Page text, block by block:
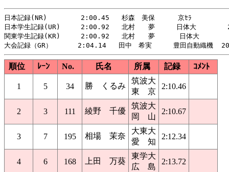
日本記録(NR)    　　 2:00.45   杉森　美保   　 京ｾﾗ       　
日本学生記録(UR)     2:00.92   北村　　夢　　  日体大      　
関東学生記録(KR)     2:00.92   北村　　夢      日体大
順位 ﾚｰﾝ No. 氏名 所属 記録 ｺﾒﾝﾄ
1 5 34 勝 くるみ
筑波大
東 京
2:10.46
2 3 111 綾野 千優
筑波大
岡 山
2:10.67
3 7 195 相場 茉奈
大東大
愛 知
2:12.34
4 6 168 上田 万葵
東学大
広 島
2:13.72